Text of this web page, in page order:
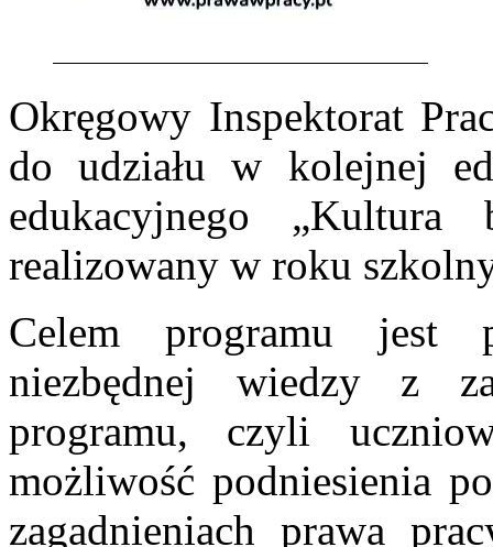
Okręgowy Inspektorat
do udziału w kolejnej
edukacyjnego „Kultura
realizowany w roku
Celem programu jest
niezbędnej wiedzy z
programu, czyli
możliwość podniesienia
zagadnieniach prawa